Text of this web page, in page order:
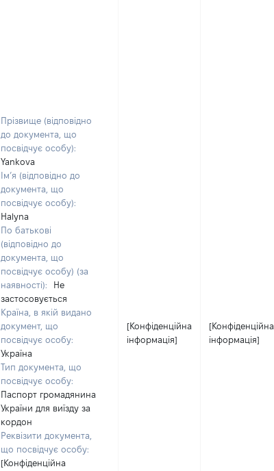
Прізвище (відповідно
до документа, що
посвідчує особу):
Yankova
Ім’я (відповідно до
документа, що
посвідчує особу):
Halyna
По батькові
(відповідно до
документа, що
посвідчує особу) (за
наявності):
Не
застосовується
Країна, в якій видано
документ, що
посвідчує особу:
Україна
Тип документа, що
посвідчує особу:
Паспорт громадянина
України для виїзду за
кордон
Реквізити документа,
що посвідчує особу:
[Конфіденційна
[Конфіденційна
інформація]
[Конфіденційна
інформація]